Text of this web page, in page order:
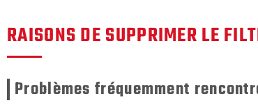
RAISONS DE SUPPRIMER LE
Problèmes fréquemment